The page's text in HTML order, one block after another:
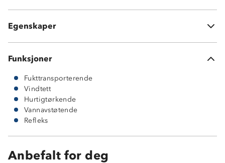
Egenskaper
Bakdel: 80% nylon og 20% elastan
Funksjoner
Fukttransporterende
Vindtett
Hurtigtørkende
Vannavstøtende
Refleks
Anbefalt for deg